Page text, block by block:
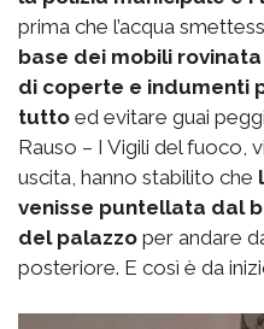
prima che l’acqua
base dei mobili
di coperte e indumenti
tutto ed evitare guai
Rauso – I Vigili del fuoco,
uscita, hanno stabilito che
venisse puntellata dal
del palazzo per andare
posteriore. E così è da